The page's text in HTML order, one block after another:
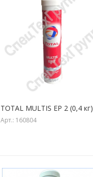
TOTAL MULTIS EP 2 (0,4 кг)
Арт.: 160804